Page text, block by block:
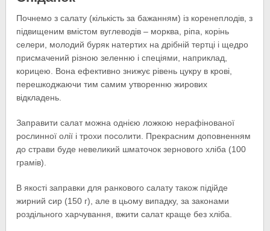
Почнемо з салату (кількість за бажанням) із коренеплодів, з
підвищеним вмістом вуглеводів – морква, ріпа, корінь
селери, молодий буряк натертих на дрібній тертці і щедро
присмачений різною зеленню і спеціями, наприклад,
корицею. Вона ефективно знижує рівень цукру в крові,
перешкоджаючи тим самим утворенню жирових
відкладень.
Заправити салат можна однією ложкою нерафінованої
рослинної олії і трохи посолити. Прекрасним доповненням
до страви буде невеликий шматочок зернового хліба (100
грамів).
В якості заправки для ранкового салату також підійде
жирний сир (150 г), але в цьому випадку, за законами
роздільного харчування, вжити салат краще без хліба.